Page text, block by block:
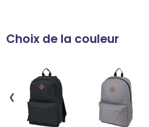
Choix de la couleur
❮